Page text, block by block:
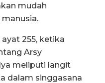
mudah
255, ketika
Arsy
meliputi langit
dalam singgasana